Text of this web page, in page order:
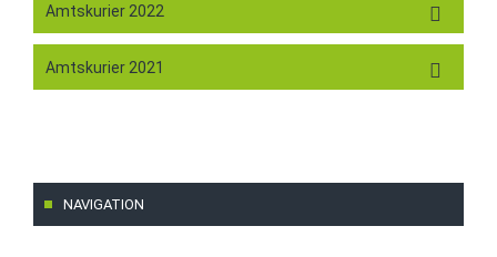
Amtskurier 2022
Amtskurier 2021
NAVIGATION